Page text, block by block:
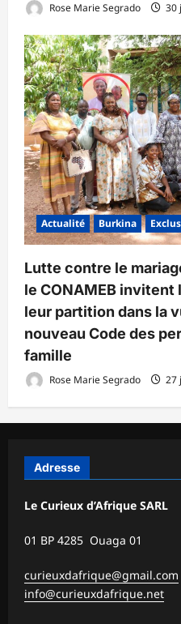
Rose Marie Segrado 30
Actualité Burkina
Lutte contre le
le CONAMEB
leur partition dans la
nouveau Code des
famille
Rose Marie Segrado 27
Adresse
Le Curieux d’Afrique SARL
01 BP 4285 Ouaga 01
curieuxdafrique@gmail.com
info@curieuxdafrique.net